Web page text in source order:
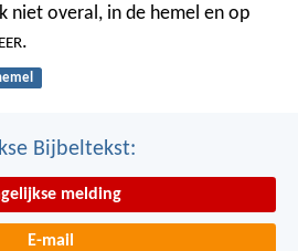
niet overal, in de hemel en op
.
Bijbeltekst:
melding
E-mail